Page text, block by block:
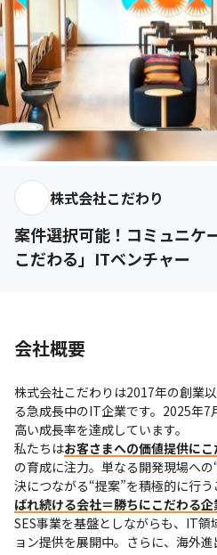
株式会社こだわり
案件選択可能！コミュニケ
こだわる」ITベンチャー
会社概要
株式会社こだわりは2017年の創業
る急成長中のIT企業です。2025年7
高い成長率を達成しています。
私たちはお客さまへの価値提供にこ
の育成に注力。単なる開発現場へ
決につながる“提案”を積極的に行
ばれ続ける会社＝勝ちにこだわる企
SES事業を基盤としながらも、IT
ョン提供を展開中。さらに、海外